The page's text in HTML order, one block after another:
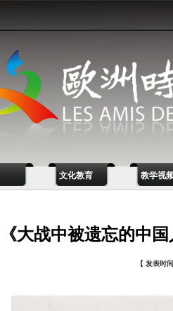
文化教育 教学视
《大战中被遗忘的中
【 发表时